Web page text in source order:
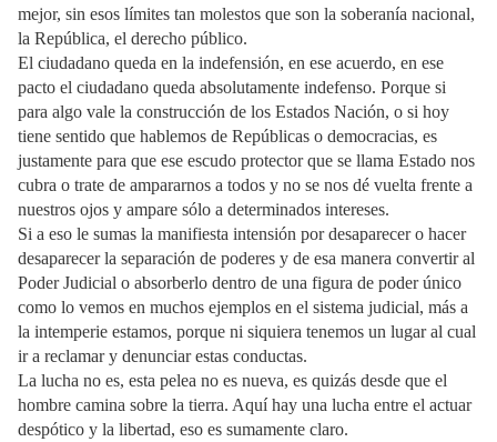
mejor, sin esos límites tan molestos que son la soberanía nacional,
la República, el derecho público.
El ciudadano queda en la indefensión, en ese acuerdo, en ese
pacto el ciudadano queda absolutamente indefenso. Porque si
para algo vale la construcción de los Estados Nación, o si hoy
tiene sentido que hablemos de Repúblicas o democracias, es
justamente para que ese escudo protector que se llama Estado nos
cubra o trate de ampararnos a todos y no se nos dé vuelta frente a
nuestros ojos y ampare sólo a determinados intereses.
Si a eso le sumas la manifiesta intensión por desaparecer o hacer
desaparecer la separación de poderes y de esa manera convertir al
Poder Judicial o absorberlo dentro de una figura de poder único
como lo vemos en muchos ejemplos en el sistema judicial, más a
la intemperie estamos, porque ni siquiera tenemos un lugar al cual
ir a reclamar y denunciar estas conductas.
La lucha no es, esta pelea no es nueva, es quizás desde que el
hombre camina sobre la tierra. Aquí hay una lucha entre el actuar
despótico y la libertad, eso es sumamente claro.